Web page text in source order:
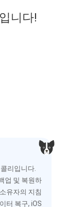
니다!
업 및 복원하
터 복구, iOS
복구라는